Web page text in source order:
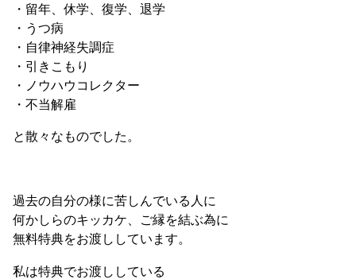
・留年、休学、復学、退学
・うつ病
・自律神経失調症
・引きこもり
・ノウハウコレクター
・不当解雇
と散々なものでした。
過去の自分の様に苦しんでいる人に
何かしらのキッカケ、ご縁を結ぶ為に
無料特典をお渡ししています。
私は特典でお渡ししている